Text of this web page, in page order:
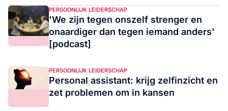
PERSOONLIJK LEIDERSCHAP
'We zijn tegen onszelf strenger en
onaardiger dan tegen iemand anders'
[podcast]
PERSOONLIJK LEIDERSCHAP
Personal assistant: krijg zelfinzicht en
zet problemen om in kansen